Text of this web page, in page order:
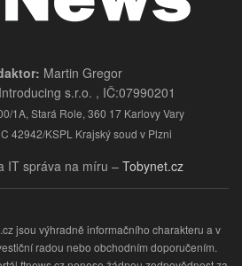
Martin Gregor
Introducing s.r.o. , IČ:07990201
1A, Stará Role, 360 17 Karlovy Vary
C 42942/KSPL Krajský soud v Plzni
IT správa na míru –Tobynet.cz
jsou výhradně informačního charakteru a v
radou nebo obchodním doporučením.